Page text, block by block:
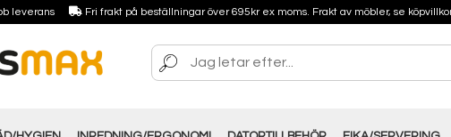
leverans Fri frakt på beställningar över 695kr ex moms. Frakt av möbler, se